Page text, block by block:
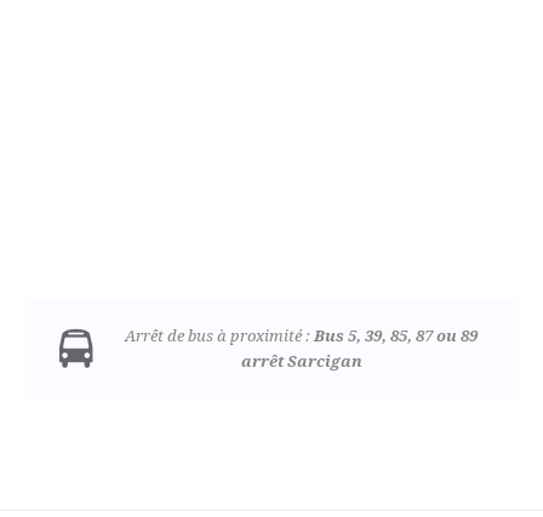
Arrêt de bus à proximité :Bus 5, 39, 85, 87 ou 89
arrêt Sarcigan